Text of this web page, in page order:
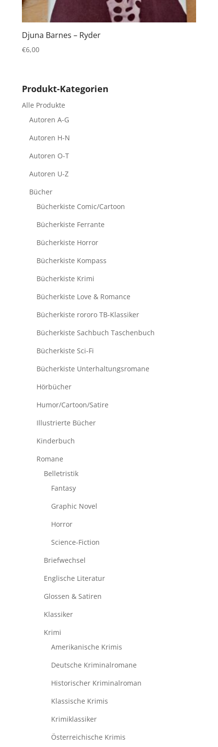
Djuna Barnes – Ryder
€6,00
Produkt-Kategorien
Alle Produkte
Autoren A-G
Autoren H-N
Autoren O-T
Autoren U-Z
Bücher
Bücherkiste Comic/Cartoon
Bücherkiste Ferrante
Bücherkiste Horror
Bücherkiste Kompass
Bücherkiste Krimi
Bücherkiste Love & Romance
Bücherkiste rororo TB-Klassiker
Bücherkiste Sachbuch Taschenbuch
Bücherkiste Sci-Fi
Bücherkiste Unterhaltungsromane
Hörbücher
Humor/Cartoon/Satire
Illustrierte Bücher
Kinderbuch
Romane
Belletristik
Fantasy
Graphic Novel
Horror
Science-Fiction
Briefwechsel
Englische Literatur
Glossen & Satiren
Klassiker
Krimi
Amerikanische Krimis
Deutsche Kriminalromane
Historischer Kriminalroman
Klassische Krimis
Krimiklassiker
Österreichische Krimis